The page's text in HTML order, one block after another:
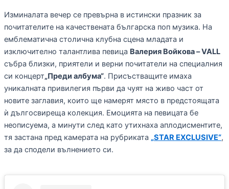
Изминалата вечер се превърна в истински празник за
почитателите на качествената българска поп музика. На
емблематична столична клубна сцена младата и
изключително талантлива певица Валерия Войкова – VALL
събра близки, приятели и верни почитатели на специалния
си концерт„Преди албума“. Присъстващите имаха
уникалната привилегия първи да чуят на живо част от
новите заглавия, които ще намерят място в предстоящата
ѝ дългосвиреща колекция. Емоцията на певицата бе
неописуема, а минути след като утихнаха аплодисментите,
тя застана пред камерата на рубриката „STAR EXCLUSIVE“,
за да сподели вълнението си.